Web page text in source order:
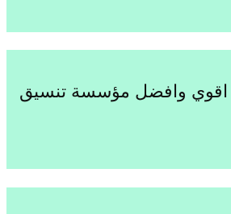
اقوي وافضل مؤسسة تنسيق